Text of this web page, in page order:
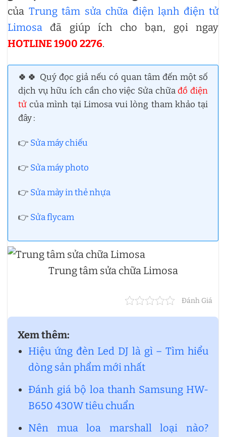
của Trung tâm sửa chữa điện lạnh điện tử
Limosa đã giúp ích cho bạn, gọi ngay
HOTLINE 1900 2276.
🍀🍀 Quý đọc giả nếu có quan tâm đến một số
dịch vụ hữu ích cần cho việc Sửa chữađồ điện
tử của mình tại Limosa vui lòng tham khảo tại
đây :
👉 Sửa máy chiếu
👉 Sửa máy photo
👉 Sửa mày in thẻ nhựa
👉 Sửa flycam
Trung tâm sửa chữa Limosa
Đánh Giá
Xem thêm:
Hiệu ứng đèn Led DJ là gì – Tìm hiểu
dòng sản phẩm mới nhất
Đánh giá bộ loa thanh Samsung HW-
B650 430W tiêu chuẩn
Nên mua loa marshall loại nào?